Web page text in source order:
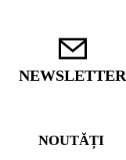
NEWSLETTER
NOUTĂȚI